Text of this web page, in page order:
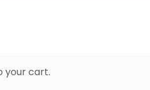
your cart.